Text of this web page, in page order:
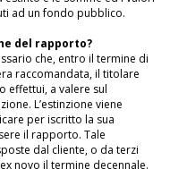
ad un fondo pubblico.
del rapporto?
che, entro il termine di
raccomandata, il titolare
effettui, a valere sul
L’estinzione viene
per iscritto la sua
il rapporto. Tale
dal cliente, o da terzi
novo il termine decennale.